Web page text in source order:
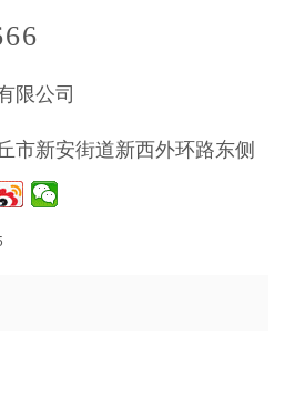
限公司
市新安街道新西外环路东侧